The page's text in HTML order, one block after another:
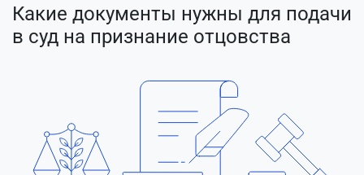
Какие документы нужны для подачи
в суд на признание отцовства